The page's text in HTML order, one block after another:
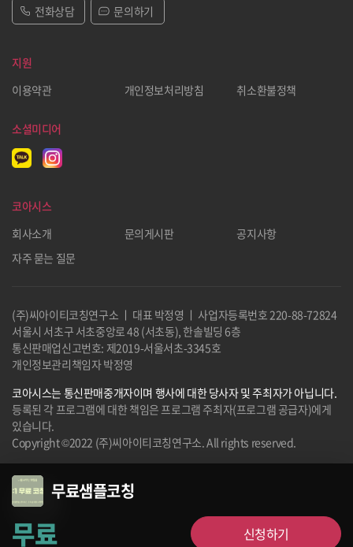
무료샘플코칭
무료 신청하기
전화상담 문의하기
지원
이용약관
개인정보처리방침 취소환불정책
소셜미디어
코아시스
회사소개
문의게시판
공지사항
자주 묻는 질문
(주)씨아이티코칭연구소 ㅣ 대표 박정영 ㅣ 사업자등록번호 220-88-72824
서울시 서초구 서초중앙로 48 (서초동), 한솔빌딩 6층
통신판매업신고번호: 제2019-서울서초-3345호
개인정보관리책임자 박정영
코아시스는 통신판매중개자이며 행사에 대한 당사자 및 주최자가 아닙니다.
등록된 각 프로그램에 대한 책임은 프로그램 주최자(프로그램 공급자)에게
있습니다.
Copyright ©2022 (주)씨아이티코칭연구소. All rights reserved.